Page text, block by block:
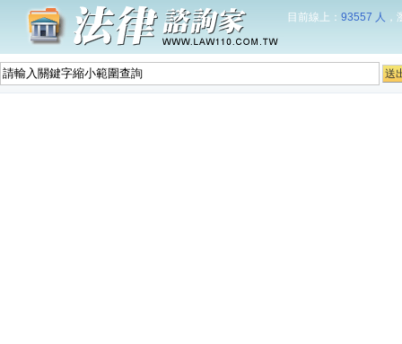
目前線上： 93557 人